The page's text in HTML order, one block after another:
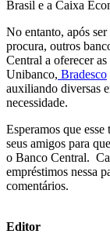
Brasil e a Caixa
No entanto, após
procura, outros
Central a oferecer
Unibanco, Bradesco
auxiliando diversas
necessidade.
Esperamos que
seus amigos para
o Banco Central.
empréstimos nessa
comentários.
Editor